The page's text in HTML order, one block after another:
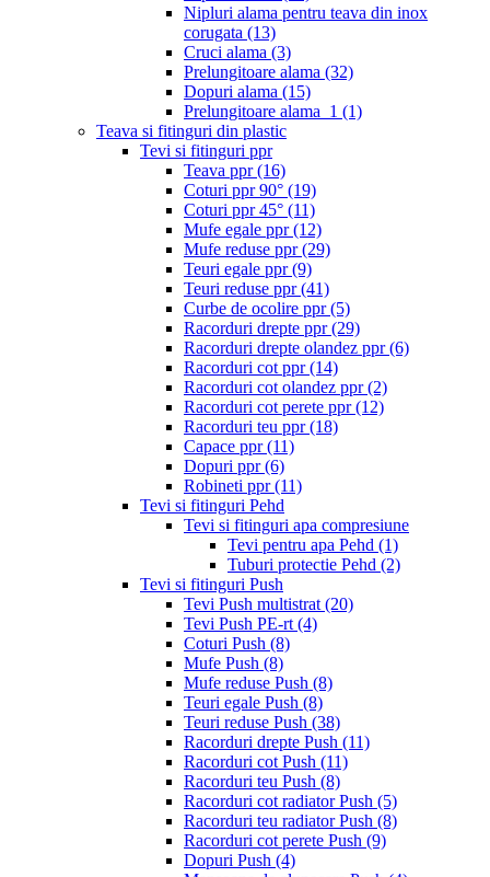
Nipluri alama pentru teava din inox
corugata (13)
Cruci alama (3)
Prelungitoare alama (32)
Dopuri alama (15)
Prelungitoare alama_1 (1)
Teava si fitinguri din plastic
Tevi si fitinguri ppr
Teava ppr(16)
Coturi ppr 90° (19)
Coturi ppr 45° (11)
Mufe egale ppr(12)
Mufe reduse ppr(29)
Teuri egale ppr(9)
Teuri reduse ppr(41)
Curbe de ocolire ppr(5)
Racorduri drepte ppr(29)
Racorduri drepte olandez ppr(6)
Racorduri cot ppr(14)
Racorduri cot olandez ppr(2)
Racorduri cot perete ppr(12)
Racorduri teu ppr(18)
Capace ppr(11)
Dopuri ppr(6)
Robineti ppr(11)
Tevi si fitinguri Pehd
Tevi si fitinguri apa compresiune
Tevi pentru apa Pehd (1)
Tuburi protectie Pehd (2)
Tevi si fitinguri Push
Tevi Push multistrat (20)
Tevi Push PE-rt (4)
Coturi Push (8)
Mufe Push (8)
Mufe reduse Push (8)
Teuri egale Push (8)
Teuri reduse Push (38)
Racorduri drepte Push (11)
Racorduri cot Push (11)
Racorduri teu Push (8)
Racorduri cot radiator Push (5)
Racorduri teu radiator Push (8)
Racorduri cot perete Push (9)
Dopuri Push (4)